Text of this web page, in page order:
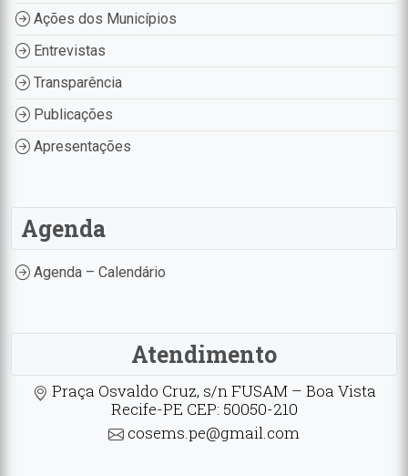
Ações dos Municípios
Entrevistas
Transparência
Publicações
Apresentações
Agenda
Agenda – Calendário
Atendimento
Praça Osvaldo Cruz, s/n FUSAM – Boa Vista
Recife-PE CEP: 50050-210
cosems.pe@gmail.com